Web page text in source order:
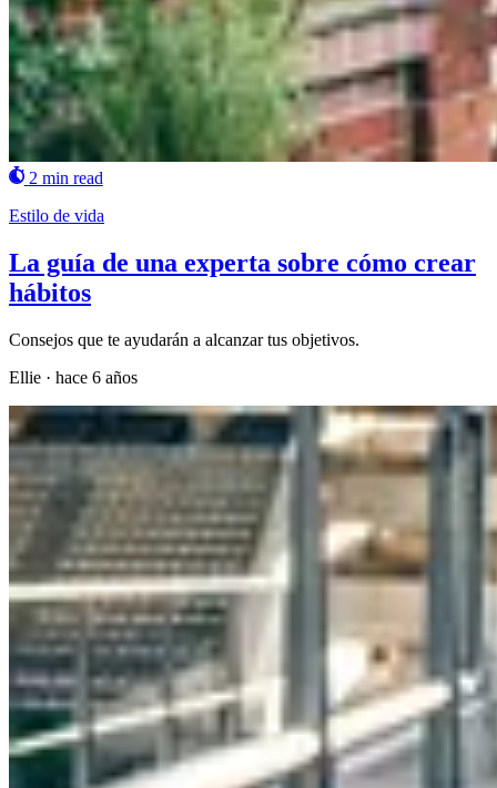
2 min read
Estilo de vida
La guía de una experta sobre cómo crear
hábitos
Consejos que te ayudarán a alcanzar tus objetivos.
Ellie · hace 6 años